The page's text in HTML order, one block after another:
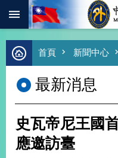
跳到主要內容區塊
進
階
尋
熱
首頁 新聞中心
最新消息
史瓦帝尼王國
應邀訪臺